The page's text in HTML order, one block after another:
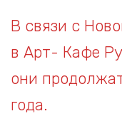
В связи с
в Арт- Кафе
они
года.